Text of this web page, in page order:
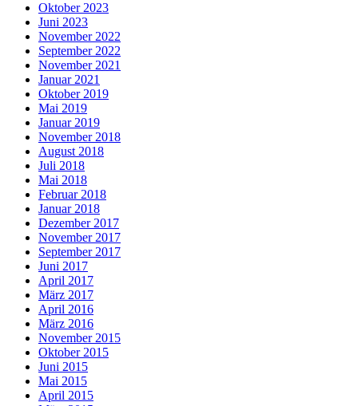
Oktober 2023
Juni 2023
November 2022
September 2022
November 2021
Januar 2021
Oktober 2019
Mai 2019
Januar 2019
November 2018
August 2018
Juli 2018
Mai 2018
Februar 2018
Januar 2018
Dezember 2017
November 2017
September 2017
Juni 2017
April 2017
März 2017
April 2016
März 2016
November 2015
Oktober 2015
Juni 2015
Mai 2015
April 2015